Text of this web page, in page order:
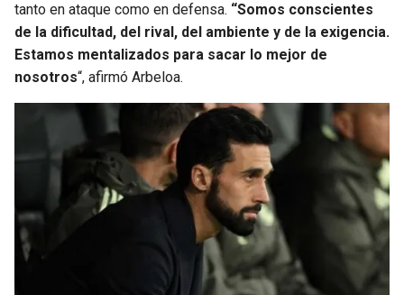
tanto en ataque como en defensa. “Somos conscientes
de la dificultad, del rival, del ambiente y de la exigencia.
Estamos mentalizados para sacar lo mejor de
nosotros“, afirmó Arbeloa.